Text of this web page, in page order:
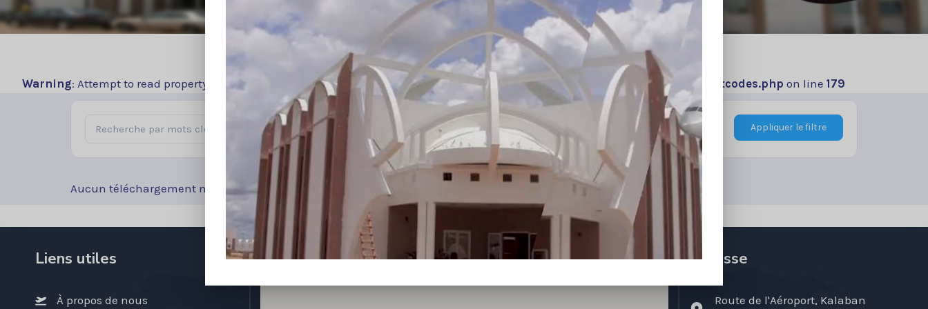
Warning: Attempt to read property "term_id" on false in/htdocs/wp-content/plugins/download-manager/src/Package/Shortcodes.php on line 179
Appliquer le filtre
Aucun téléchargement n’a été trouvé !
Liens utiles
À propos de nous
Adresse
Route de l'Aéroport, Kalaban